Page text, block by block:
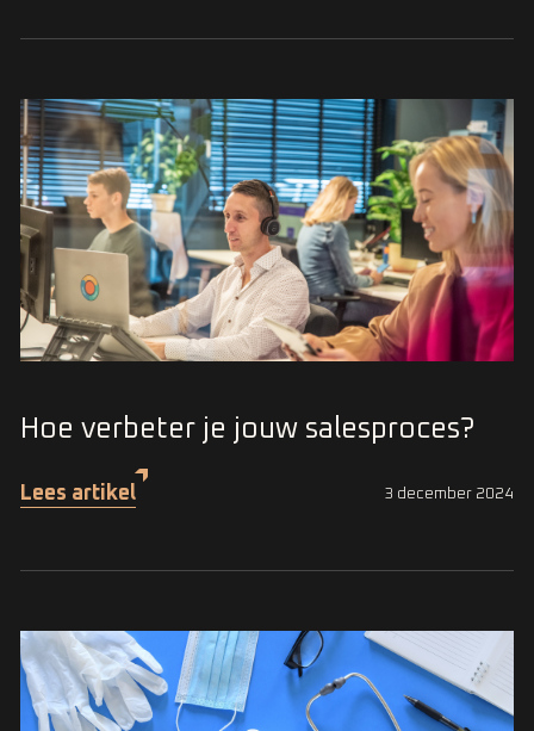
Hoe verbeter je jouw salesproces?
Lees artikel 3 december 2024